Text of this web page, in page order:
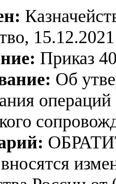
15.12.2021
Приказ
Об
операций